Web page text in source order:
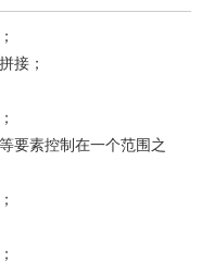
接；
要素控制在一个范围之